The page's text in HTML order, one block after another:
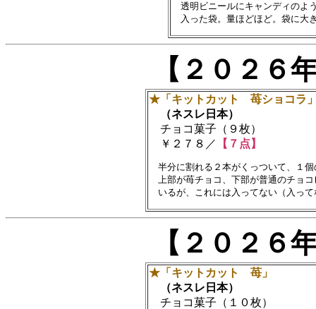
透明ビニールにキャンディのよ
【２０２
★「キットカット 苺ショコラ
（ネスレ日本）
チョコ菓子（９枚）
￥２７８／ 【７点】
半分に割れる２本がくっついて、１
上部が苺チョコ、下部が普通のチョ
【２０２
★「キットカット 苺」
（ネスレ日本）
チョコ菓子（１０枚）